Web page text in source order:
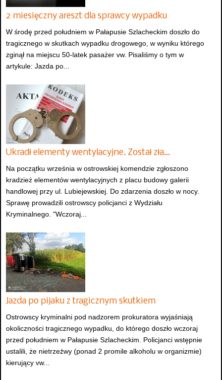
2 miesięczny areszt dla sprawcy wypadku
W środę przed południem w Pałapusie Szlacheckim doszło do
tragicznego w skutkach wypadku drogowego, w wyniku którego
zginął na miejscu 50-latek pasażer vw. Pisaliśmy o tym w
artykule: Jazda po...
Ukradł elementy wentylacyjne. Został zła…
Na początku września w ostrowskiej komendzie zgłoszono
kradzież elementów wentylacyjnych z placu budowy galerii
handlowej przy ul. Lubiejewskiej. Do zdarzenia doszło w nocy.
Sprawę prowadzili ostrowscy policjanci z Wydziału
Kryminalnego. "Wczoraj...
Jazda po pijaku z tragicznym skutkiem
Ostrowscy kryminalni pod nadzorem prokuratora wyjaśniają
okoliczności tragicznego wypadku, do którego doszło wczoraj
przed południem w Pałapusie Szlacheckim. Policjanci wstępnie
ustalili, że nietrzeźwy (ponad 2 promile alkoholu w organizmie)
kierujący vw...